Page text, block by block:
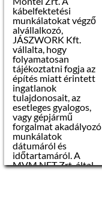
legkésőbb 2019.
október 9-én 16.00
óráig,
• b) személyesen
vagy elektronikus
azonosítással
elektronikus úton
2019. október 11-én
16.00 óráig vagy
• c) 2019. október
11-én 16.00 órát
követően
elektronikus
azonosítással
elektronikus úton
2019. október 13-án
12.00 óráig,
• d) az illetékes
kábelfektetési
munkálatokat végző
alvállalkozó,
JÁSZWORK Kft.
vállalta, hogy
folyamatosan
tájékoztatni fogja az
építés miatt érintett
ingatlanok
tulajdonosait, az
esetleges gyalogos,
vagy gépjármű
forgalmat akadályozó
munkálatok
dátumáról és
időtartamáról. A
MVM NET Zrt. által